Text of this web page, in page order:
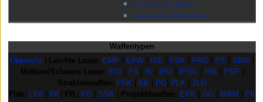
Boron Ausrüstungsdock
Laserschmiede Flakbatterie
Waffentypen
Übersicht
EMP EPW ISE PBK PRG PS SBW
EIG FS IK IPG IPSG PIK PSP
FSK KE PG PLK
TLG
CFA| FA| FG SSK EPK GG MAM
PK